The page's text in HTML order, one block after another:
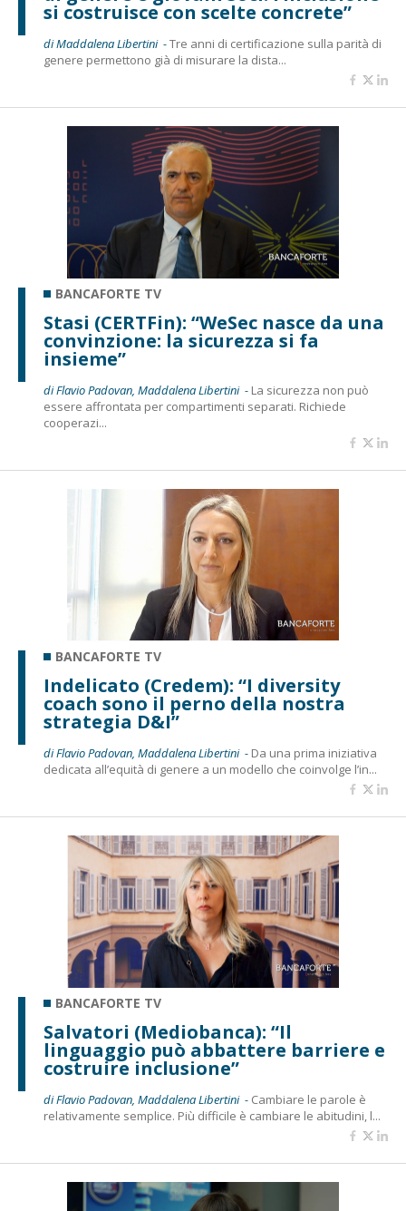
si costruisce con scelte concrete”
di Maddalena Libertini -Tre anni di certificazione sulla parità di
genere permettono già di misurare la dista...
BANCAFORTE TV
Stasi (CERTFin): “WeSec nasce da una
convinzione: la sicurezza si fa
insieme”
di Flavio Padovan, Maddalena Libertini - La sicurezza non può
essere affrontata per compartimenti separati. Richiede
cooperazi...
BANCAFORTE TV
Indelicato (Credem): “I diversity
coach sono il perno della nostra
strategia D&I”
di Flavio Padovan, Maddalena Libertini - Da una prima iniziativa
dedicata all’equità di genere a un modello che coinvolge l’in...
BANCAFORTE TV
Salvatori (Mediobanca): “Il
linguaggio può abbattere barriere e
costruire inclusione”
di Flavio Padovan, Maddalena Libertini - Cambiare le parole è
relativamente semplice. Più difficile è cambiare le abitudini, l...